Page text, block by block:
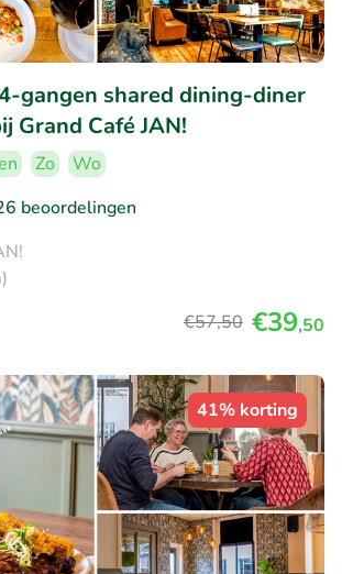
gangen shared dining-diner
Grand Café JAN!
Zo
Wo
beoordelingen
€57,50 €39,50
41% korting